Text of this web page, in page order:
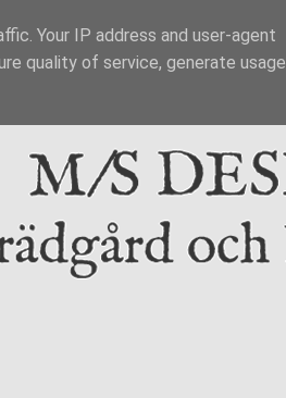
Your IP address and user-agent
quality of service, generate usage